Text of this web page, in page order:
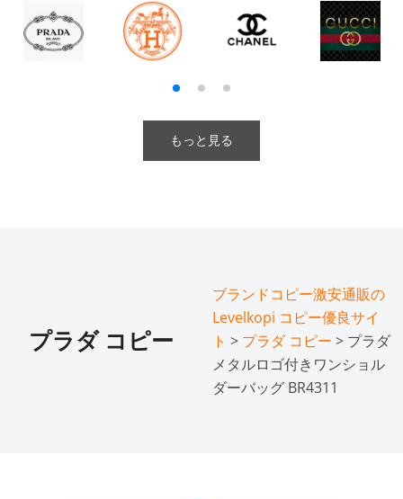
もっと見る
プラダ コピー
ブランドコピー激安通販の
Levelkopi コピー優良サイ
ト > プラダ コピー > プラダ
メタルロゴ付きワンショル
ダーバッグ BR4311